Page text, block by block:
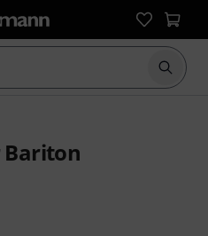
Suche
Bariton
aus 50 Kundenbewertungen